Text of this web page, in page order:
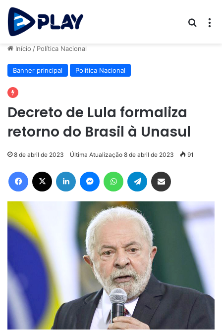
Início / Política Nacional
Banner principal Política Nacional
Decreto de Lula formaliza
retorno do Brasil à Unasul
8 de abril de 2023 Última Atualização 8 de abril de 2023 91
Facebook Linkedin MessengerWhatsAppTelegram